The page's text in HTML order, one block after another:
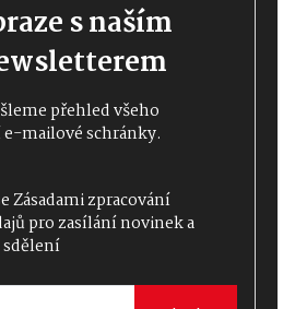
s naším
přehled všeho
mailové schránky.
Zásadami zpracování
pro zasílání novinek a